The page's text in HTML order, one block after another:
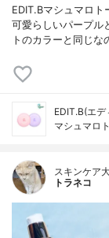
EDIT.Bマシュマロ
可愛らしいパープル
トのカラーと同じな
EDIT.B(エデ
マシュマロ
スキンケア
トラネコ